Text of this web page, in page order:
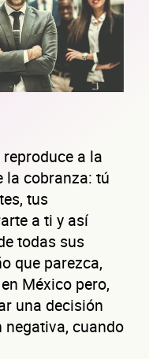
a la
la cobranza: tú
tus
a ti y así
todas sus
que parezca,
México pero,
una decisión
cuando